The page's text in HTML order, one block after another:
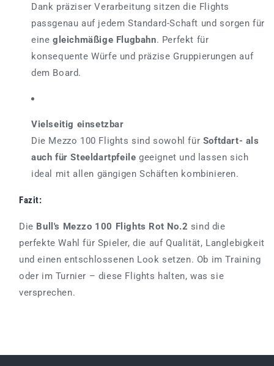
Dank präziser Verarbeitung sitzen die Flights
passgenau auf jedem Standard-Schaft und sorgen für
eine gleichmäßige Flugbahn. Perfekt für
konsequente Würfe und präzise Gruppierungen auf
dem Board.
Vielseitig einsetzbar
Die Mezzo 100 Flights sind sowohl für Softdart- als
auch für Steeldartpfeile geeignet und lassen sich
ideal mit allen gängigen Schäften kombinieren.
Fazit:
Die Bull's Mezzo 100 Flights Rot No.2 sind die
perfekte Wahl für Spieler, die auf Qualität, Langlebigkeit
und einen entschlossenen Look setzen. Ob im Training
oder im Turnier – diese Flights halten, was sie
versprechen.